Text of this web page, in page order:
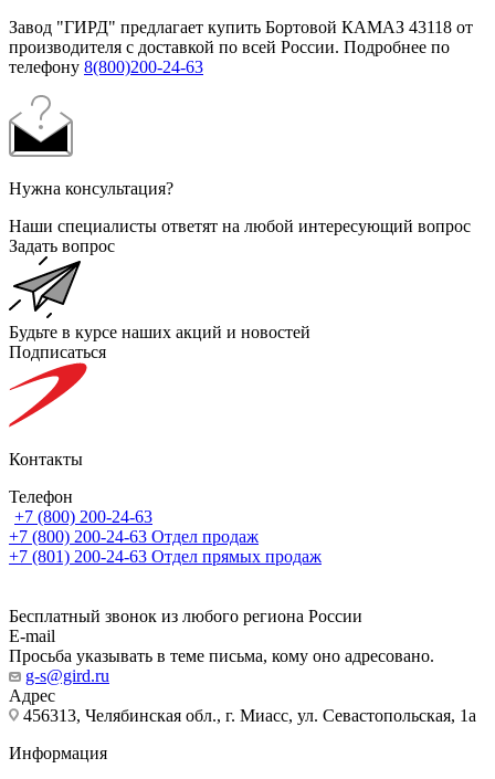
Завод "ГИРД" предлагает купить Бортовой КАМАЗ 43118 от
производителя с доставкой по всей России. Подробнее по
телефону 8(800)200-24-63
Нужна консультация?
Наши специалисты ответят на любой интересующий вопрос
Задать вопрос
Будьте в курсе наших акций и новостей
Подписаться
Контакты
Телефон
+7 (800) 200-24-63
+7 (800) 200-24-63 Отдел продаж
+7 (801) 200-24-63 Отдел прямых продаж
Бесплатный звонок из любого региона России
E-mail
Просьба указывать в теме письма, кому оно адресовано.
g-s@gird.ru
Адрес
456313, Челябинская обл., г. Миасс, ул. Севастопольская, 1а
Информация